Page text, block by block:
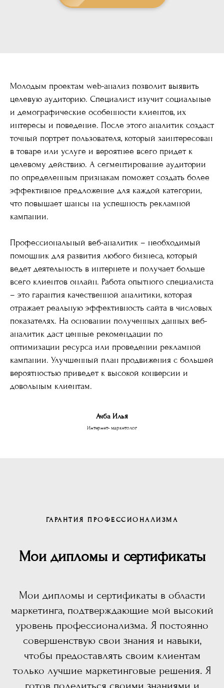
Молодым проектам web-анализ позволит выявить
целевую аудиторию. Специалист изучит социальные
и демографические особенности клиентов, их
интересы и поведение. После этого аналитик создаст
точный портрет пользователя, который заинтересован
в товаре или услуге и вероятнее всего придет к
целевому действию. А сегментирование аудитории
по определенным признакам поможет создать более
эффективное предложение для каждой категории,
что повышает шансы на успешность рекламной
кампании.
Профессиональный веб-аналитик – необходимый
помощник для развития любого бизнеса, который
ведет деятельность в интернете и получает больше
всего клиентов онлайн. Работа опытного специалиста
– это гарантия качественной аналитики, которая
отражает реальную эффективность сайта в числовых
показателях. На основании полученных данных веб-
аналитик даст ценные рекомендации по
оптимизации ресурса или проведении рекламной
кампании. Улучшенный план продвижения с большей
вероятностью приведет к высокой конверсии и
довольным клиентам.
Ачба Илья
Интернет- маркетолог
ГАРАНТИЯ ПРОФЕССИОНАЛИЗМА
Мои дипломы и сертификаты
Мои дипломы и сертификаты в области
маркетинга, подтверждающие мой высокий
уровень профессионализма. Я постоянно
совершенствую свои знания и навыки,
чтобы предоставлять своим клиентам
только лучшие маркетинговые решения. Я
готов поделиться своими знаниями и